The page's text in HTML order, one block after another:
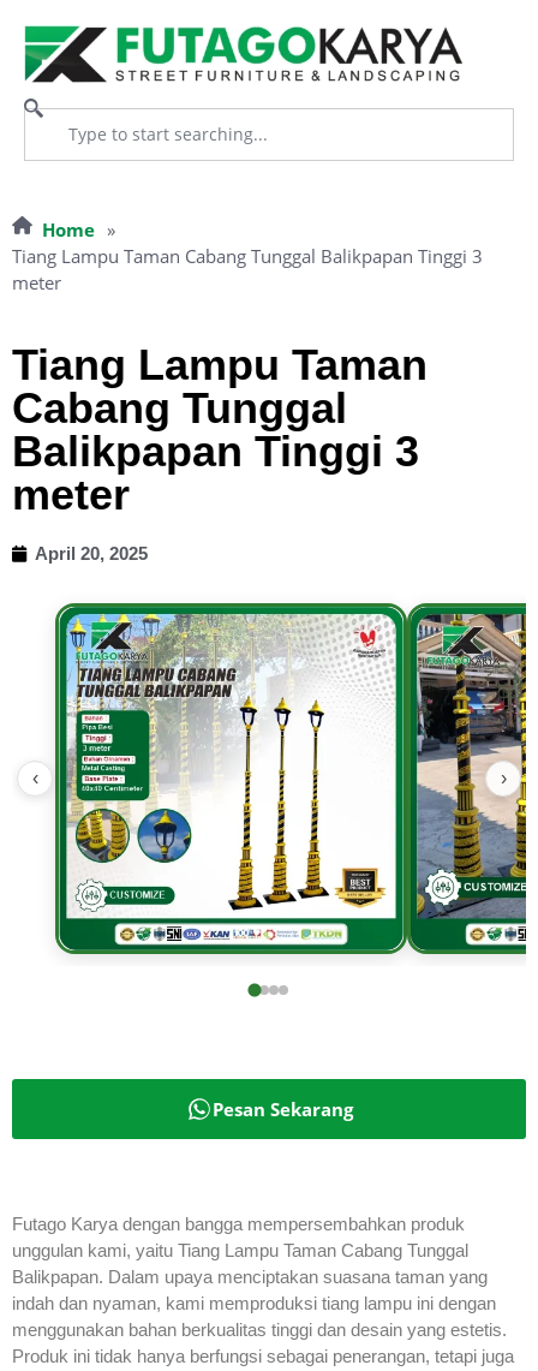
Home »
Tiang Lampu Taman Cabang Tunggal Balikpapan Tinggi 3
meter
Tiang Lampu Taman
Cabang Tunggal
Balikpapan Tinggi 3
meter
April 20, 2025
‹ ›
Pesan Sekarang
Futago Karya dengan bangga mempersembahkan produk
unggulan kami, yaitu Tiang Lampu Taman Cabang Tunggal
Balikpapan. Dalam upaya menciptakan suasana taman yang
indah dan nyaman, kami memproduksi tiang lampu ini dengan
menggunakan bahan berkualitas tinggi dan desain yang estetis.
Produk ini tidak hanya berfungsi sebagai penerangan, tetapi juga